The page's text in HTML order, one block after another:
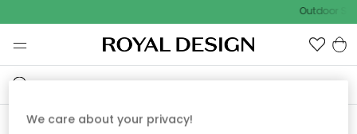
Outdoor
We care about your privacy!